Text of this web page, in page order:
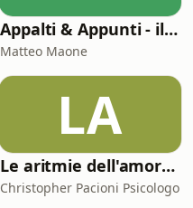
Appalti & Appunti - il procurement spiegato da chi lo vive
Matteo Maone
LA
Le aritmie dell'amore. Palpitazioni e tachicardia dei legami affettivi
Christopher Pacioni Psicologo